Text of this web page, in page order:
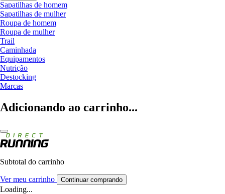
Sapatilhas de homem
Sapatilhas de mulher
Roupa de homem
Roupa de mulher
Trail
Caminhada
Equipamentos
Nutrição
Destocking
Marcas
Adicionando ao carrinho...
Subtotal do carrinho
Ver meu carrinho Continuar comprando
Loading...